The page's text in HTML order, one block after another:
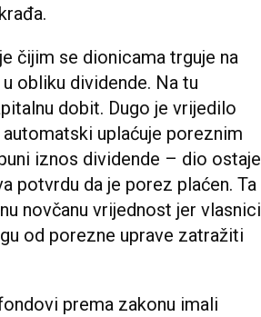
čijim se dionicama trguje na
obliku dividende. Na tu
dobit. Dugo je vrijedilo
uplaćuje poreznim
iznos dividende – dio ostaje
potvrdu da je porez plaćen. Ta
novčanu vrijednost jer vlasnici
od porezne uprave zatražiti
prema zakonu imali